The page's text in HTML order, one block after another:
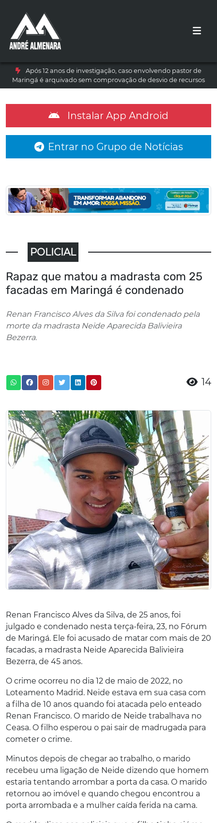
Após 12 anos de investigação, caso envolvendo pastor de
Maringá é arquivado sem comprovação de desvio de recursos
Instalar App Android
Entrar no Grupo de Notícias
POLICIAL
Rapaz que matou a madrasta com 25
facadas em Maringá é condenado
Renan Francisco Alves da Silva foi condenado pela
morte da madrasta Neide Aparecida Balivieira
Bezerra.
14
Renan Francisco Alves da Silva, de 25 anos, foi
julgado e condenado nesta terça-feira, 23, no Fórum
de Maringá. Ele foi acusado de matar com mais de 20
facadas, a madrasta Neide Aparecida Balivieira
Bezerra, de 45 anos.
O crime ocorreu no dia 12 de maio de 2022, no
Loteamento Madrid. Neide estava em sua casa com
a filha de 10 anos quando foi atacada pelo enteado
Renan Francisco. O marido de Neide trabalhava no
Ceasa. O filho esperou o pai sair de madrugada para
cometer o crime.
Minutos depois de chegar ao trabalho, o marido
recebeu uma ligação de Neide dizendo que homem
estaria tentando arrombar a porta da casa. O marido
retornou ao imóvel e quando chegou encontrou a
porta arrombada e a mulher caída ferida na cama.